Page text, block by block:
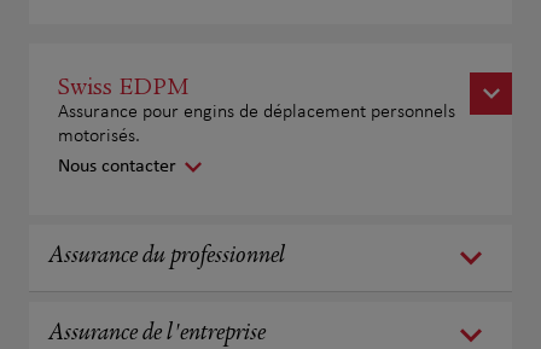
Swiss EDPM
Assurance pour engins de déplacement personnels
motorisés.
Nous contacter
Assurance du professionnel
Assurance de l'entreprise